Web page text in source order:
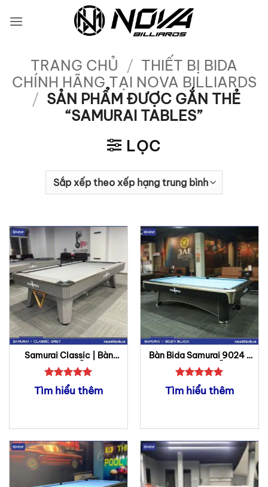
qua
TRANG CHỦ / THIẾT BỊ BIDA
CHÍNH HÃNG TẠI NOVA BILLIARDS
/ SẢN PHẨM ĐƯỢC GẮN THẺ
“SAMURAI TABLES”
LỌC
Samurai Classic | Bàn
Bida Lỗ
Được xếp
hạng55
Tìm hiểu thêm
Bàn Bida Samurai 9024 |
Bàn Bida Lỗ
Được xếp
hạng55
Tìm hiểu thêm